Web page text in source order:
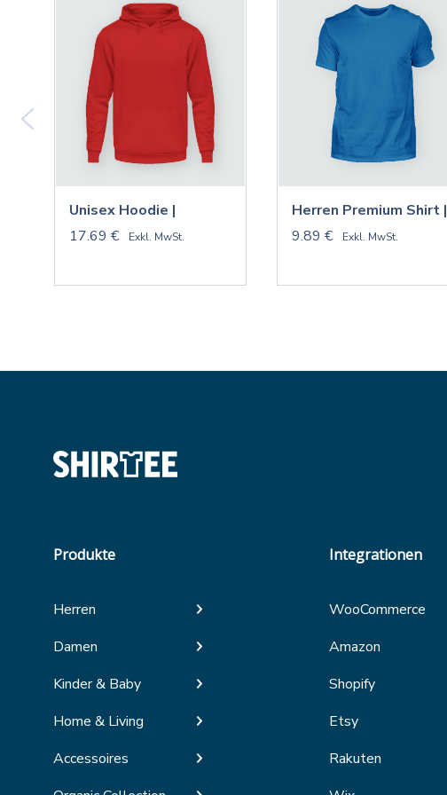
Unisex Hoodie |
17.69 €
Exkl. MwSt.
Herren Premium Shirt |
9.89 €
Exkl. MwSt.
Produkte
Herren
Damen
Kinder & Baby
Home & Living
Accessoires
Integrationen
WooCommerce
Amazon
Shopify
Etsy
Rakuten